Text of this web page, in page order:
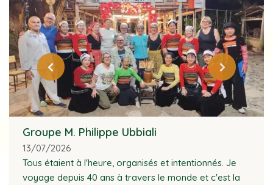
Groupe M. Philippe Ubbiali
13/07/2026
Tous étaient à l'heure, organisés et intentionnés. Je
voyage depuis 40 ans à travers le monde et c'est la